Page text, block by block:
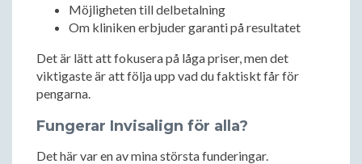
Möjligheten till delbetalning
Om kliniken erbjuder garanti på resultatet
Det är lätt att fokusera på låga priser, men det
viktigaste är att följa upp vad du faktiskt får för
pengarna.
Fungerar Invisalign för alla?
Det här var en av mina största funderingar.